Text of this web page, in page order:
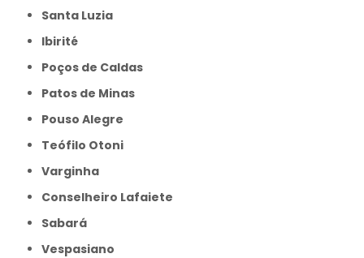
Santa Luzia
Ibirité
Poços de Caldas
Patos de Minas
Pouso Alegre
Teófilo Otoni
Varginha
Conselheiro Lafaiete
Sabará
Vespasiano